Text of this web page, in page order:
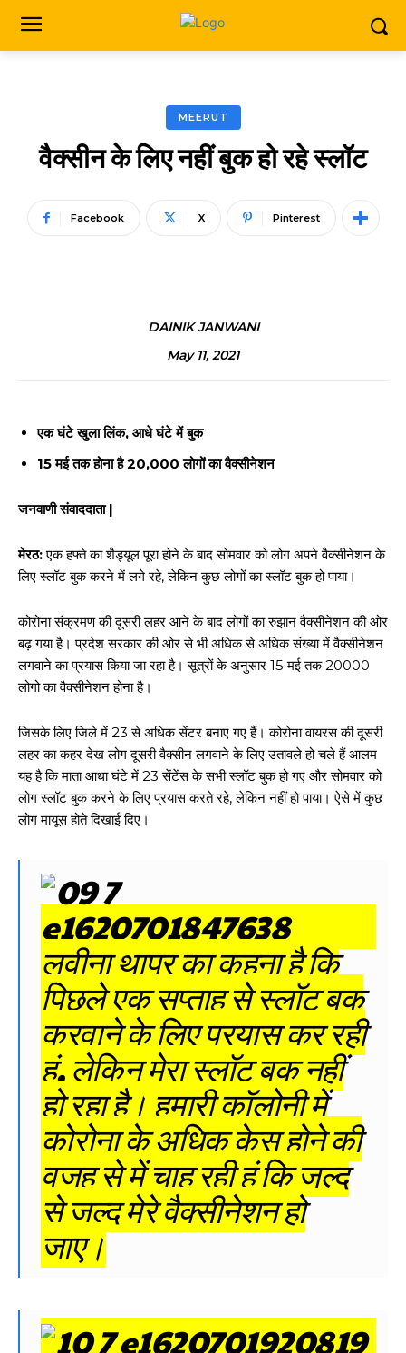
MEERUT
वैक्सीन के लिए नहीं बुक हो रहे स्लॉट
Facebook X Pinterest
DAINIK JANWANI
May 11, 2021
एक घंटे खुला लिंक, आधे घंटे में बुक
15 मई तक होना है 20,000 लोगों का वैक्सीनेशन
जनवाणी संवाददाता |
मेरठ:एक हफ्ते का शैड्यूल पूरा होने के बाद सोमवार को लोग अपने वैक्सीनेशन के
लिए स्लॉट बुक करने में लगे रहे, लेकिन कुछ लोगों का स्लॉट बुक हो पाया।
कोरोना संक्रमण की दूसरी लहर आने के बाद लोगों का रुझान वैक्सीनेशन की ओर
बढ़ गया है। प्रदेश सरकार की ओर से भी अधिक से अधिक संख्या में वैक्सीनेशन
लगवाने का प्रयास किया जा रहा है। सूत्रों के अनुसार 15 मई तक 20000
लोगो का वैक्सीनेशन होना है।
जिसके लिए जिले में 23 से अधिक सेंटर बनाए गए हैं। कोरोना वायरस की दूसरी
लहर का कहर देख लोग दूसरी वैक्सीन लगवाने के लिए उतावले हो चले हैं आलम
यह है कि माता आधा घंटे में 23 सेंटेंस के सभी स्लॉट बुक हो गए और सोमवार को
लोग स्लॉट बुक करने के लिए प्रयास करते रहे, लेकिन नहीं हो पाया। ऐसे में कुछ
लोग मायूस होते दिखाई दिए।
लवीना थापर का कहना है कि
पिछले एक सप्ताह से स्लॉट बुक
करवाने के लिए प्रयास कर रही
हूं, लेकिन मेरा स्लॉट बुक नहीं
हो रहा है। हमारी कॉलोनी में
कोरोना के अधिक केस होने की
वजह से में चाह रही हूं कि जल्द
से जल्द मेरे वैक्सीनेशन हो
जाए।